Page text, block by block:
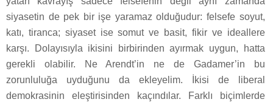
siyasetin de pek bir işe yaramaz olduğudur: felsefe soyut,
katı, tiranca; siyaset ise somut ve basit, fikir ve ideallere
karşı. Dolayısıyla ikisini birbirinden ayırmak uygun, hatta
gerekli olabilir. Ne Arendt’in ne de Gadamer’in bu
zorunluluğa uyduğunu da ekleyelim. İkisi de liberal
demokrasinin eleştirisinden kaçındılar. Farklı biçimlerde